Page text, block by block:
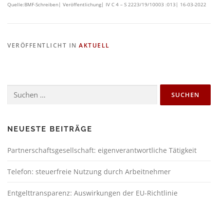
Quelle:BMF-Schreiben| Veröffentlichung| IV C 4 – S 2223/19/10003 :013| 16-03-2022
VERÖFFENTLICHT IN AKTUELL
NEUESTE BEITRÄGE
Partnerschaftsgesellschaft: eigenverantwortliche Tätigkeit
Telefon: steuerfreie Nutzung durch Arbeitnehmer
Entgelttransparenz: Auswirkungen der EU-Richtlinie